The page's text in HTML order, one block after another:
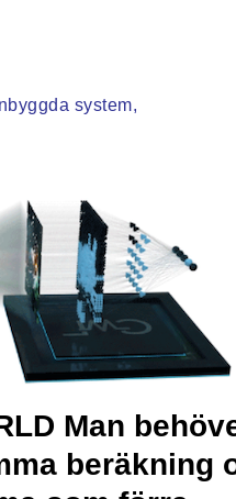
Inbyggda system,
Man
beräkning